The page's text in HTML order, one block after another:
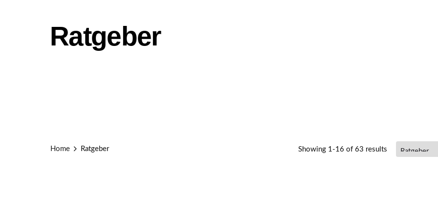
Ratgeber
Home Ratgeber Showing 1-16 of 63 results